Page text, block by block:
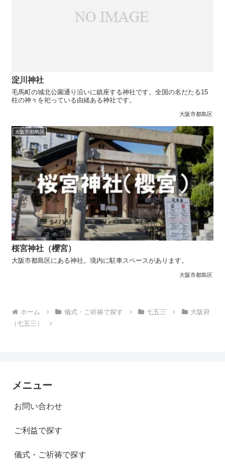
淀川神社
毛馬町の城北公園通り沿いに鎮座する神社です。全国の名だたる15
柱の神々を祀っている由緒ある神社です。
大阪市都島区
大阪市都島区
桜宮神社（櫻宮）
大阪市都島区にある神社。境内に駐車スペースがあります。
大阪市都島区
ホーム 儀式・ご祈祷で探す 七五三
大阪府
（七五三）
メニュー
お問い合わせ
ご利益で探す
儀式・ご祈祷で探す